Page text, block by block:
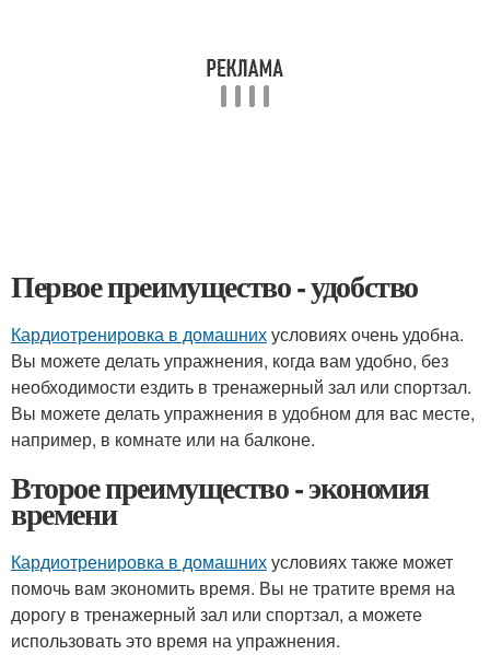
Первое преимущество - удобство
Кардиотренировка в домашнихусловиях очень удобна.
Вы можете делать упражнения, когда вам удобно, без
необходимости ездить в тренажерный зал или спортзал.
Вы можете делать упражнения в удобном для вас месте,
например, в комнате или на балконе.
Второе преимущество - экономия
времени
Кардиотренировка в домашнихусловиях также может
помочь вам экономить время. Вы не тратите время на
дорогу в тренажерный зал или спортзал, а можете
использовать это время на упражнения.